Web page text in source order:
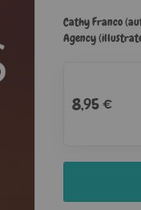
Cathy Franco
Agency
8,95 €